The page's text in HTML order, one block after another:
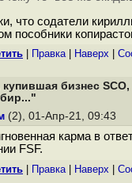
что содатели
пособники
Правка| Наверх
бизнес SCO,
(2), 01-Апр-21, 09:43
карма в
FSF.
Правка| Наверх